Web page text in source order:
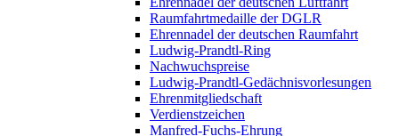
Raumfahrtmedaille der DGLR
Ehrennadel der deutschen Raumfahrt
Ludwig-Prandtl-Ring
Nachwuchspreise
Ludwig-Prandtl-Gedächnisvorlesungen
Ehrenmitgliedschaft
Verdienstzeichen
Manfred-Fuchs-Ehrung